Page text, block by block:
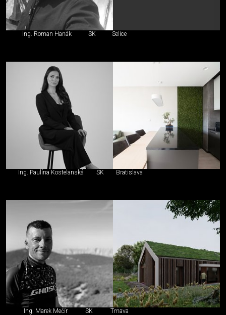
Ing. Roman Hanák SK Selice
Ing. Paulína Kostelanská SK Bratislava
Ing. Marek Mečír SK Trnava